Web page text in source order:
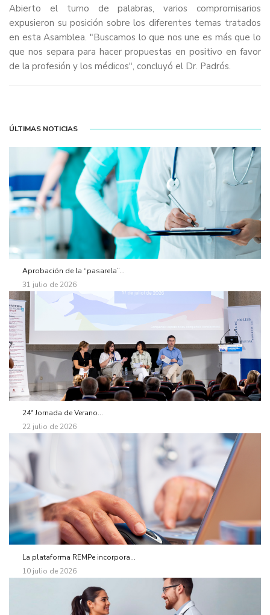
Abierto el turno de palabras, varios compromisarios
expusieron su posición sobre los diferentes temas tratados
en esta Asamblea. "Buscamos lo que nos une es más que lo
que nos separa para hacer propuestas en positivo en favor
de la profesión y los médicos", concluyó el Dr. Padrós.
ÚLTIMAS NOTICIAS
Aprobación de la “pasarela”...
31 julio de 2026
24ª Jornada de Verano...
22 julio de 2026
La plataforma REMPe incorpora...
10 julio de 2026